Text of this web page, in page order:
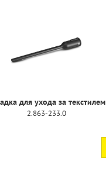
для ухода за текстилем
2.863-233.0